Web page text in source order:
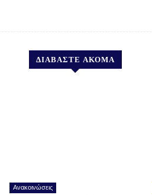
ΔΙΑΒΑΣΤΕ ΑΚΟΜΑ
Ανακοινώσεις